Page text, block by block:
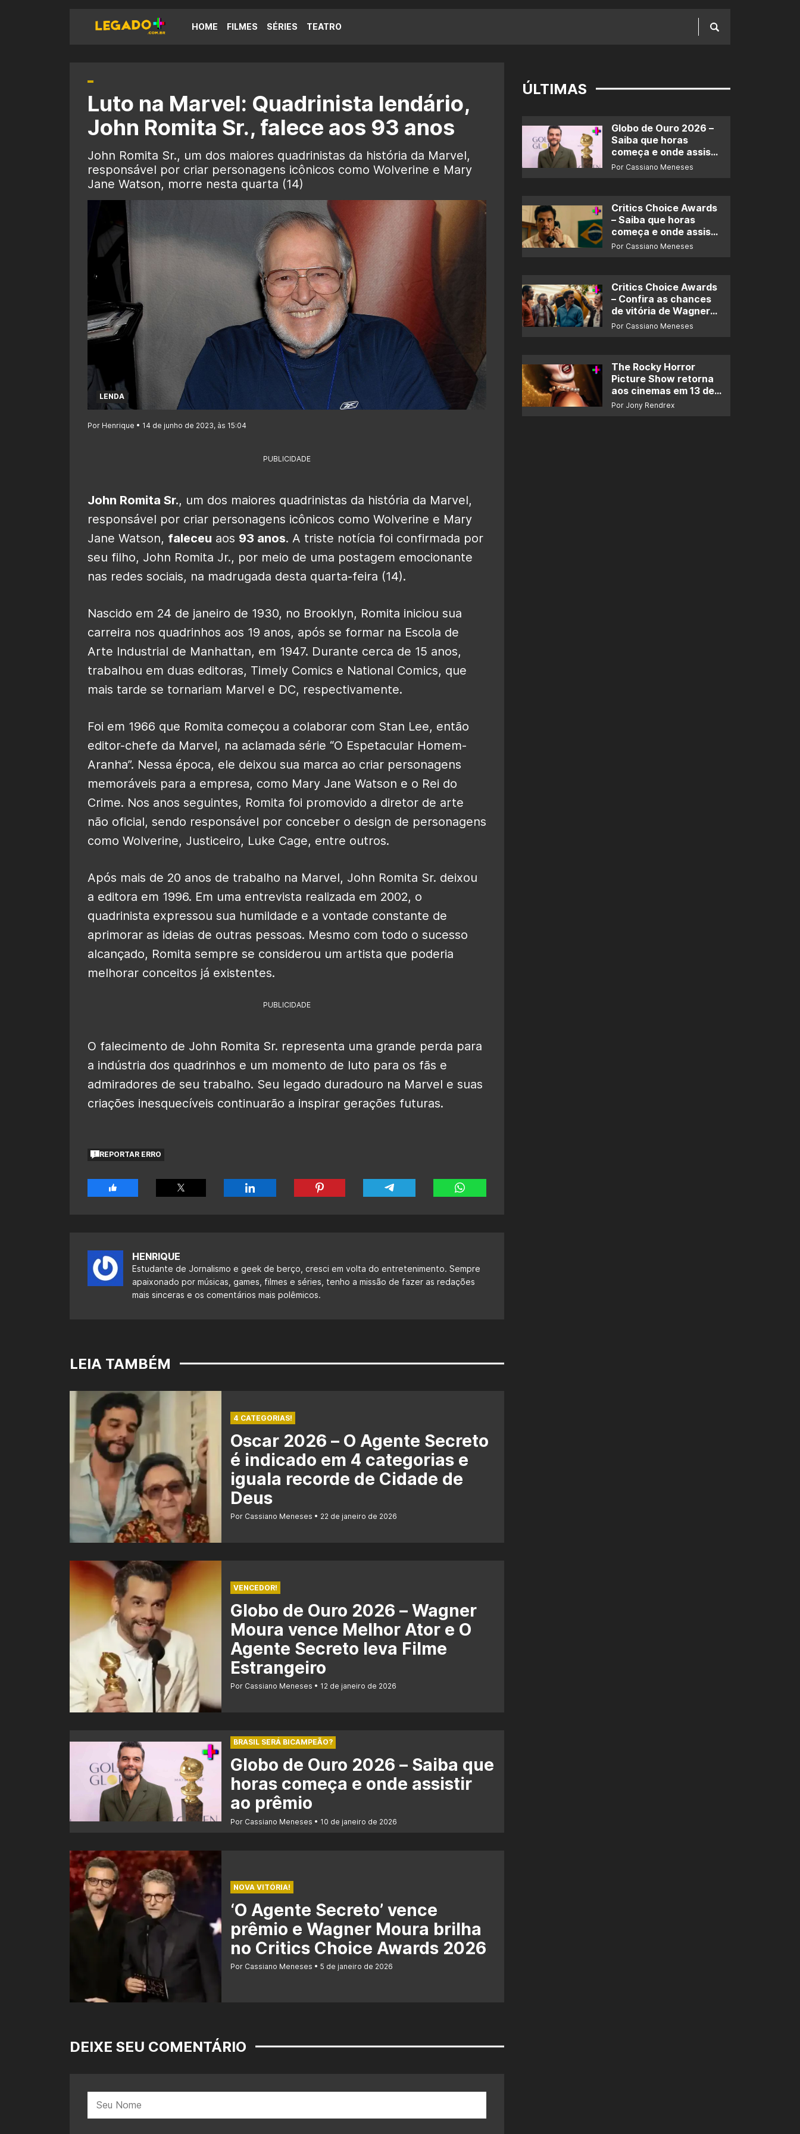
HOME FILMES SÉRIES TEATRO
Luto na Marvel: Quadrinista lendário,
John Romita Sr., falece aos 93 anos
John Romita Sr., um dos maiores quadrinistas da história da Marvel,
responsável por criar personagens icônicos como Wolverine e Mary
Jane Watson, morre nesta quarta (14)
LENDA
Por Henrique • 14 de junho de 2023, às 15:04
PUBLICIDADE
John Romita Sr., um dos maiores quadrinistas da história da Marvel,
responsável por criar personagens icônicos como Wolverine e Mary
Jane Watson, faleceu aos 93 anos. A triste notícia foi confirmada por
seu filho, John Romita Jr., por meio de uma postagem emocionante
nas redes sociais, na madrugada desta quarta-feira (14).
Nascido em 24 de janeiro de 1930, no Brooklyn, Romita iniciou sua
carreira nos quadrinhos aos 19 anos, após se formar na Escola de
Arte Industrial de Manhattan, em 1947. Durante cerca de 15 anos,
trabalhou em duas editoras, Timely Comics e National Comics, que
mais tarde se tornariam Marvel e DC, respectivamente.
Foi em 1966 que Romita começou a colaborar com Stan Lee, então
editor-chefe da Marvel, na aclamada série “O Espetacular Homem-
Aranha”. Nessa época, ele deixou sua marca ao criar personagens
memoráveis para a empresa, como Mary Jane Watson e o Rei do
Crime. Nos anos seguintes, Romita foi promovido a diretor de arte
não oficial, sendo responsável por conceber o design de personagens
como Wolverine, Justiceiro, Luke Cage, entre outros.
Após mais de 20 anos de trabalho na Marvel, John Romita Sr. deixou
a editora em 1996. Em uma entrevista realizada em 2002, o
quadrinista expressou sua humildade e a vontade constante de
aprimorar as ideias de outras pessoas. Mesmo com todo o sucesso
alcançado, Romita sempre se considerou um artista que poderia
melhorar conceitos já existentes.
PUBLICIDADE
O falecimento de John Romita Sr. representa uma grande perda para
a indústria dos quadrinhos e um momento de luto para os fãs e
admiradores de seu trabalho. Seu legado duradouro na Marvel e suas
criações inesquecíveis continuarão a inspirar gerações futuras.
REPORTAR ERRO
HENRIQUE
Estudante de Jornalismo e geek de berço, cresci em volta do entretenimento. Sempre
apaixonado por músicas, games, filmes e séries, tenho a missão de fazer as redações
mais sinceras e os comentários mais polêmicos.
LEIA TAMBÉM
4 CATEGORIAS!
Oscar 2026 – O Agente Secreto
é indicado em 4 categorias e
iguala recorde de Cidade de
Deus
Por Cassiano Meneses 22 de janeiro de 2026
VENCEDOR!
Globo de Ouro 2026 – Wagner
Moura vence Melhor Ator e O
Agente Secreto leva Filme
Estrangeiro
Por Cassiano Meneses 12 de janeiro de 2026
BRASIL SERÁ BICAMPEÃO?
Globo de Ouro 2026 – Saiba que
horas começa e onde assistir
ao prêmio
Por Cassiano Meneses 10 de janeiro de 2026
NOVA VITÓRIA!
‘O Agente Secreto’ vence
prêmio e Wagner Moura brilha
no Critics Choice Awards 2026
Por Cassiano Meneses 5 de janeiro de 2026
DEIXE SEU COMENTÁRIO
Nome:
ÚLTIMAS
Globo de Ouro 2026 –
Saiba que horas
começa e onde assistir
ao prêmio
Por Cassiano Meneses
Critics Choice Awards
– Saiba que horas
começa e onde assistir
ao prêmio
Por Cassiano Meneses
Critics Choice Awards
– Confira as chances
de vitória de Wagner
Moura e de ‘O Agente
Por Cassiano Meneses
The Rocky Horror
Picture Show retorna
aos cinemas em 13 de
novembro
Por Jony Rendrex